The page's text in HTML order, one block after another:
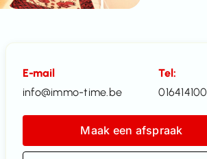
E-mail
info@immo-time.be
Tel:
016414100
Maak een afspraak